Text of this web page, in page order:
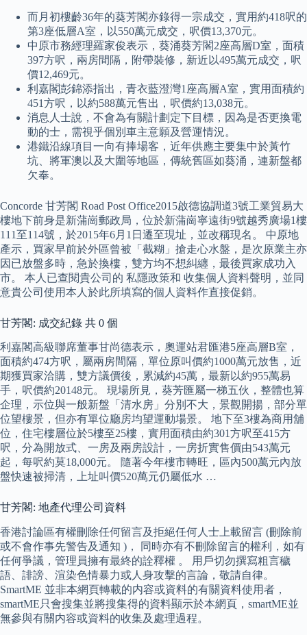
而月初樓齡36年的葵芳閣亦錄得一宗成交，實用約418呎的
第3座低層A室，以550萬元成交，呎價13,370元。
中原市務經理羅家俊表示，葵涌葵芳閣2座高層D室，面積
397方呎，兩房間隔，附帶裝修，新近以495萬元成交，呎
價12,469元。
利嘉閣彭錦添指出，青衣藍澄灣1座高層A室，實用面積約
451方呎，以約588萬元售出，呎價約13,038元。
消息人士說，不會為有關計劃定下目標，因為是否更換電
動的士，需視乎個別車主意願及營運情況。
港鐵沿線項目一向有捧場客，近年供應主要集中於黃竹
坑、將軍澳以及大圍等地區，傳統舊區如葵涌，連新盤都
欠奉。
Concorde 甘芳閣 Road Post Office2015啟德協調道3號工業貿易大
樓地下前身是新蒲崗郵政局，位於新蒲崗寧遠街9號越秀廣場1樓
111至114號，於2015年6月1日遷至現址，並改稱現名。 中原地
產示，買家早前於外區曾被「截糊」搶走心水盤，是次原業主亦
因已放盤多時，急於換樓，雙方均不想糾纏，最後買家成功入
市。 本人已查閱貴公司的 私隱政策和 收集個人資料聲明，並同
意貴公司使用本人於此所填寫的個人資料作直接促銷。
甘芳閣: 成交紀錄 共 0 個
利嘉閣高級聯席董事甘尚德表示，奧運站君匯港5座高層B室，
面積約474方呎，屬兩房間隔，單位原叫價約1000萬元放售，近
期獲買家洽購，雙方議價後，累減約45萬，最新以約955萬易
手，呎價約20148元。 現場所見，葵芳匯屬一梯五伙，整體也算
企理，示位與一般新盤「清水房」分別不大，景觀開揚，部分單
位望樓景，但亦有單位廳房均望運動場景。 地下至3樓為商用舖
位，住宅樓層位於5樓至25樓，實用面積由約301方呎至415方
呎，分為開放式、一房及兩房設計，一房折實售價由543萬元
起，每呎約莫18,000元。 隨著今年樓市轉旺，區內500萬元內放
盤快速被掃清，上址叫價520萬元仍屬低水 …
甘芳閣: 地產代理公司資料
香港討論區有權刪除任何留言及拒絕任何人士上載留言 (刪除前
或不會作事先警告及通知 )， 同時亦有不刪除留言的權利，如有
任何爭議，管理員擁有最終的詮釋權 。 用戶切勿撰寫粗言穢
語、誹謗、渲染色情暴力或人身攻擊的言論，敬請自律。
SmartME 並非本網頁轉載的内容或資料的有關資料使用者，
smartME只會搜集並將搜集得的資料顯示於本網頁，smartME並
無參與有關内容或資料的收集及處理過程。